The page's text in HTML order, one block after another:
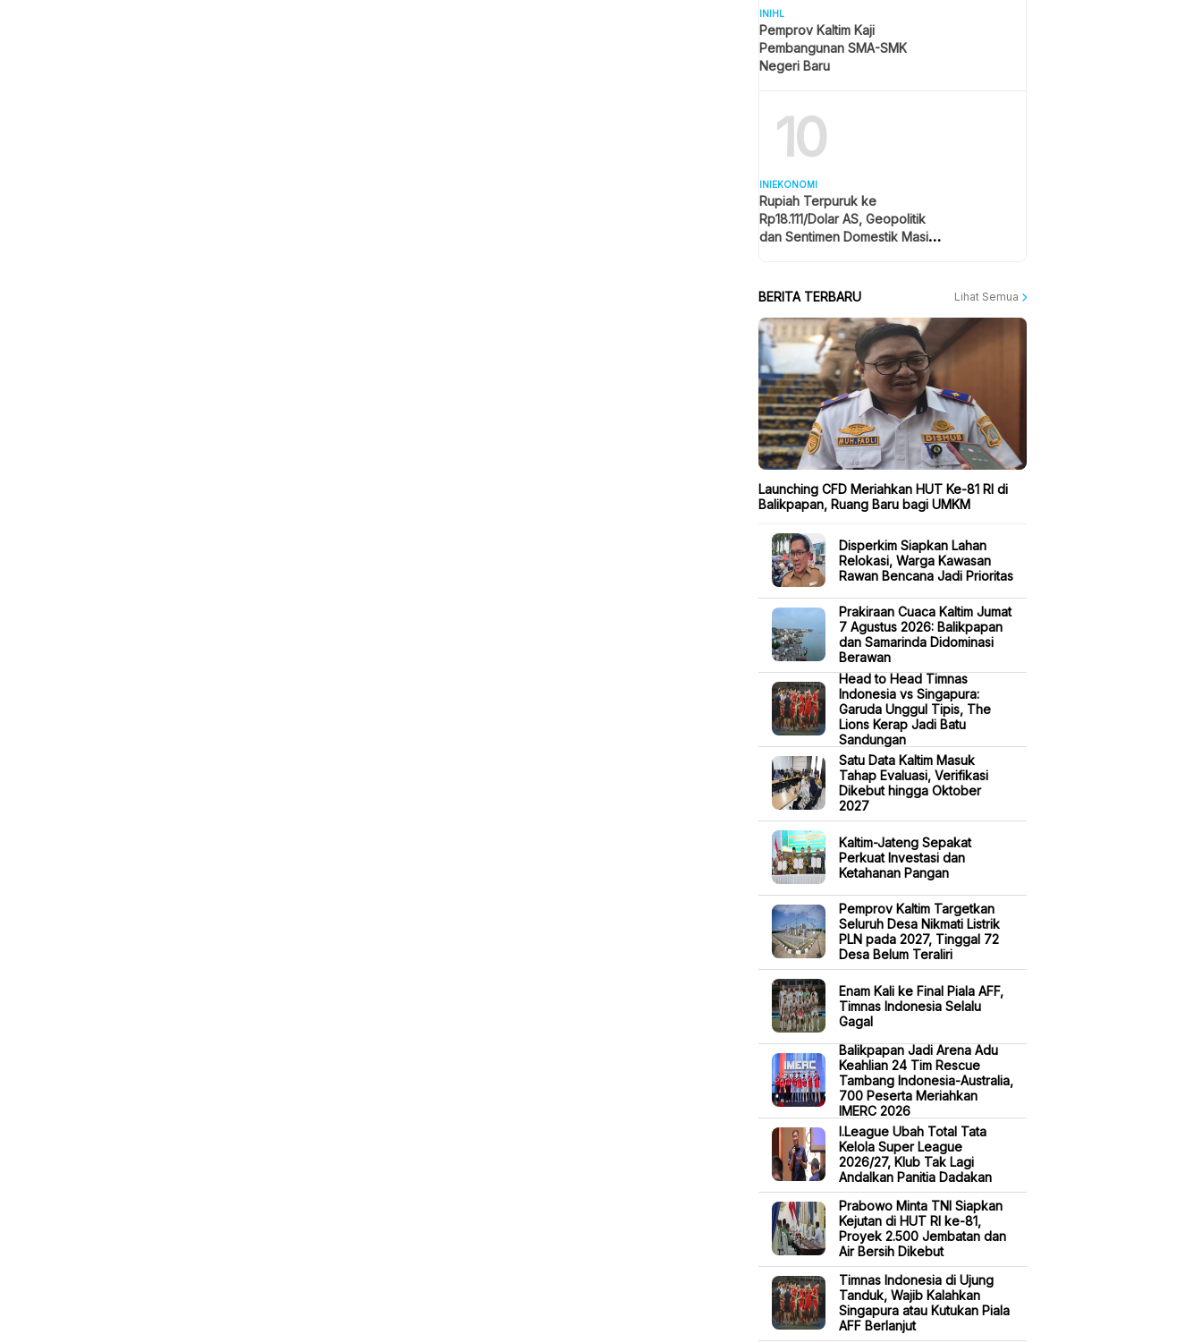
INIHL
Pemprov Kaltim Kaji
Pembangunan SMA-SMK
Negeri Baru
10
INIEKONOMI
Rupiah Terpuruk ke
Rp18.111/Dolar AS, Geopolitik
dan Sentimen Domestik Masih
BERITA TERBARU Lihat Semua
Launching CFD Meriahkan HUT Ke-81 RI di
Balikpapan, Ruang Baru bagi UMKM
Disperkim Siapkan Lahan
Relokasi, Warga Kawasan
Rawan Bencana Jadi Prioritas
Prakiraan Cuaca Kaltim Jumat
7 Agustus 2026: Balikpapan
dan Samarinda Didominasi
Berawan
Head to Head Timnas
Indonesia vs Singapura:
Garuda Unggul Tipis, The
Lions Kerap Jadi Batu
Sandungan
Satu Data Kaltim Masuk
Tahap Evaluasi, Verifikasi
Dikebut hingga Oktober
2027
Kaltim-Jateng Sepakat
Perkuat Investasi dan
Ketahanan Pangan
Pemprov Kaltim Targetkan
Seluruh Desa Nikmati Listrik
PLN pada 2027, Tinggal 72
Desa Belum Teraliri
Enam Kali ke Final Piala AFF,
Timnas Indonesia Selalu
Gagal
Balikpapan Jadi Arena Adu
Keahlian 24 Tim Rescue
Tambang Indonesia-Australia,
700 Peserta Meriahkan
IMERC 2026
I.League Ubah Total Tata
Kelola Super League
2026/27, Klub Tak Lagi
Andalkan Panitia Dadakan
Prabowo Minta TNI Siapkan
Kejutan di HUT RI ke-81,
Proyek 2.500 Jembatan dan
Air Bersih Dikebut
Timnas Indonesia di Ujung
Tanduk, Wajib Kalahkan
Singapura atau Kutukan Piala
AFF Berlanjut